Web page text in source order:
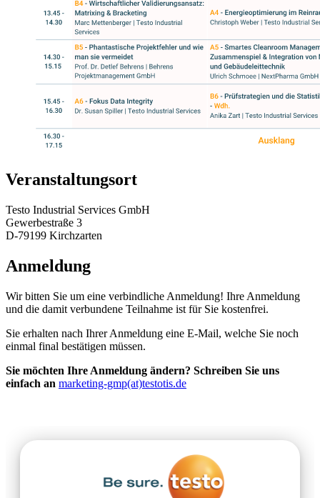
Veranstaltungsort
Testo Industrial Services GmbH
Gewerbestraße 3
D-79199 Kirchzarten
Anmeldung
Wir bitten Sie um eine verbindliche Anmeldung! Ihre Anmeldung
und die damit verbundene Teilnahme ist für Sie kostenfrei.
Sie erhalten nach Ihrer Anmeldung eine E-Mail, welche Sie noch
einmal final bestätigen müssen.
Sie möchten Ihre Anmeldung ändern? Schreiben Sie uns
einfach an marketing-gmp(at)testotis.de